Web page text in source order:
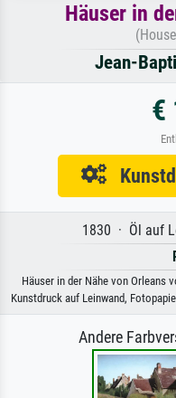
Häuser in
Jean-
€
1830 · Öl auf
Häuser in der Nähe von Orleans
Kunstdruck auf Leinwand,
Andere